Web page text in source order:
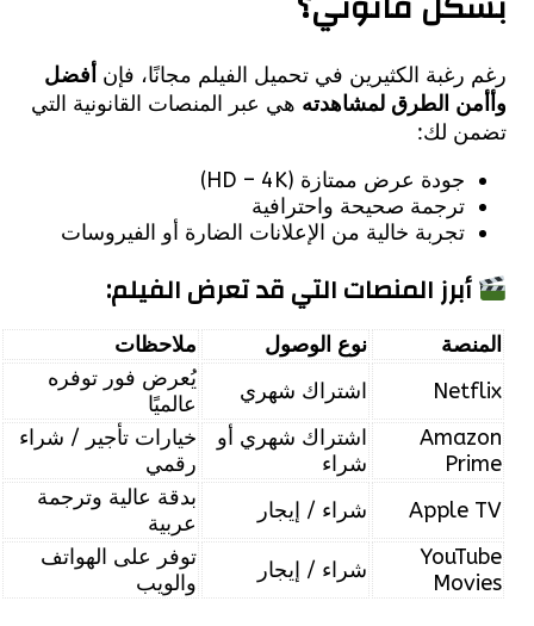
الكثيرين في تحميل الفيلم مجانًا، فإنأفضل
الطرق لمشاهدتههي عبر المنصات القانونية التي
لك:
جودة عرض ممتازة (HD – 4K)
ترجمة صحيحة واحترافية
تجربة خالية من الإعلانات الضارة أو الفيروسات
المنصات التي قد تعرض الفيلم:
نوع الوصول
ملاحظات
اشتراك شهري
يُعرض فور توفره
عالميًا
اشتراك شهري أو
خيارات تأجير / شراء
شراء / إيجار
بدقة عالية وترجمة
عربية
شراء / إيجار
توفر على الهواتف
والويب